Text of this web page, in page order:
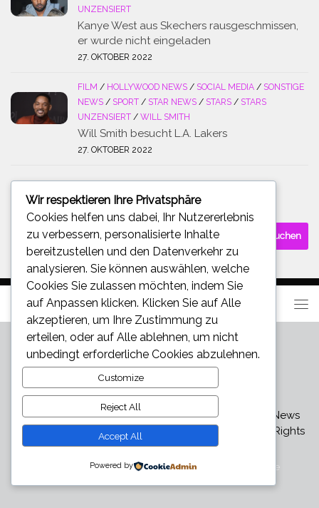
UNZENSIERT
Kanye West aus Skechers rausgeschmissen,
er wurde nicht eingeladen
27. OKTOBER 2022
FILM / HOLLYWOOD NEWS / SOCIAL MEDIA / SONSTIGE
NEWS / SPORT / STAR NEWS / STARS / STARS
UNZENSIERT / WILL SMITH
Will Smith besucht L.A. Lakers
27. OKTOBER 2022
Suchen
nach:
Star und Promi News - Aktuelle Bilder, Videos und News
über den neuesten Klatsch und Tratsch © 2026. All Rights
Reserved.
Präsentiert von - Entworfen mit dem Hueman-Theme
Wir respektieren Ihre Privatsphäre
Cookies helfen uns dabei, Ihr Nutzererlebnis
zu verbessern, personalisierte Inhalte
bereitzustellen und den Datenverkehr zu
analysieren. Sie können auswählen, welche
Cookies Sie zulassen möchten, indem Sie
auf Anpassen klicken. Klicken Sie auf Alle
akzeptieren , um Ihre Zustimmung zu
erteilen, oder auf Alle ablehnen , um nicht
unbedingt erforderliche Cookies abzulehnen.
Customize
Reject All
Accept All
Powered by